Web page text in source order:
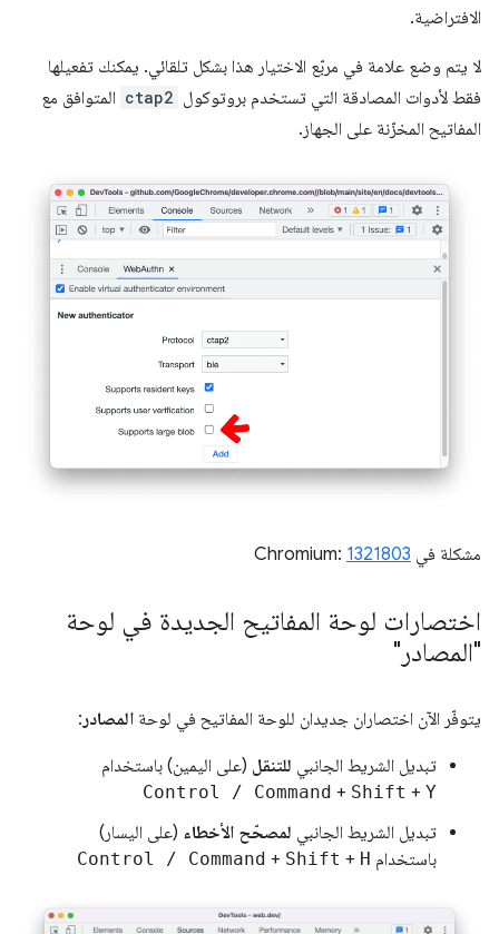
الافتراضية.
لا يتم وضع علامة في مربّع الاختيار هذا بشكل تلقائي. يمكنك تفعيلها
فقط لأدوات المصادقة التي تستخدم بروتوكول ctap2 المتوافق مع
المفاتيح المخزّنة على الجهاز.
مشكلة في Chromium: 1321803
اختصارات لوحة المفاتيح الجديدة في لوحة
"المصادر"
يتوفّر الآن اختصاران جديدان للوحة المفاتيح في لوحة المصادر :
تبديل الشريط الجانبي للتنقل (على اليمين) باستخدام
Control / Command + Shift + Y
تبديل الشريط الجانبي لمصحّح الأخطاء (على اليسار)
باستخدام
Control / Command + Shift + H